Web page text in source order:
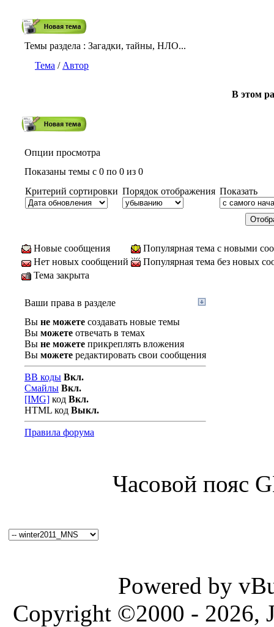
Темы раздела : Загадки, тайны, НЛО...
Тема / Автор
В этом
Опции просмотра
Показаны темы с 0 по 0 из 0
Критерий сортировки Порядок отображения Показать
Новые сообщения
Популярная тема с новыми
Нет новых сообщений
Популярная тема без новых
Тема закрыта
Ваши права в разделе
Вы не можете создавать новые темы
Вы можете отвечать в темах
Вы не можете прикреплять вложения
Вы можете редактировать свои сообщения
BB коды Вкл.
Смайлы Вкл.
[IMG] код Вкл.
HTML код Выкл.
Правила форума
Часовой пояс
Powered by
Copyright ©2000 - 2026,